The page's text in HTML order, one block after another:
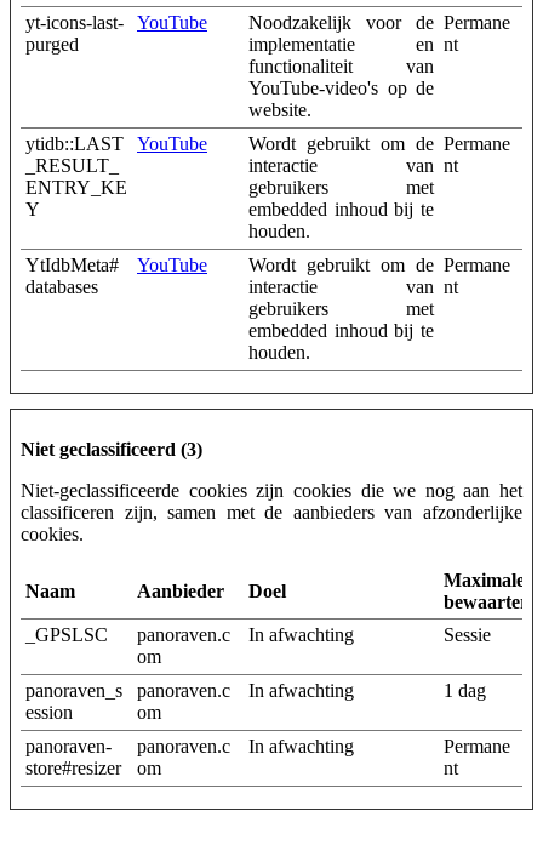
yt-icons-last-
purged
YouTube
Noodzakelijk voor de
implementatie en
functionaliteit van
YouTube-video's op de
website.
Permane
nt
ytidb::LAST
_RESULT_
ENTRY_KE
Y
YouTube
Wordt gebruikt om de
interactie van
gebruikers met
embedded inhoud bij te
houden.
Permane
nt
YtIdbMeta#
databases
YouTube
Wordt gebruikt om de
interactie van
gebruikers met
embedded inhoud bij te
houden.
Permane
nt
Niet geclassificeerd (3)
Niet-geclassificeerde cookies zijn cookies die we nog aan het
classificeren zijn, samen met de aanbieders van afzonderlijke
cookies.
Naam Aanbieder Doel
Maximale
_GPSLSC
panoraven.c
om
In afwachting Sessie
panoraven_s
ession
panoraven.c
om
In afwachting 1 dag
panoraven-
store#resizer
panoraven.c
om
In afwachting
Permane
nt